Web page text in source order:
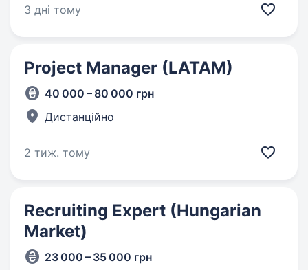
3 дні тому
Project Manager (LATAM)
40 000 – 80 000 грн
Дистанційно
2 тиж. тому
Recruiting Expert (Hungarian
Market)
23 000 – 35 000 грн